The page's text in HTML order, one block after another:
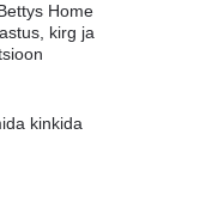
Home
kirg ja
kinkida